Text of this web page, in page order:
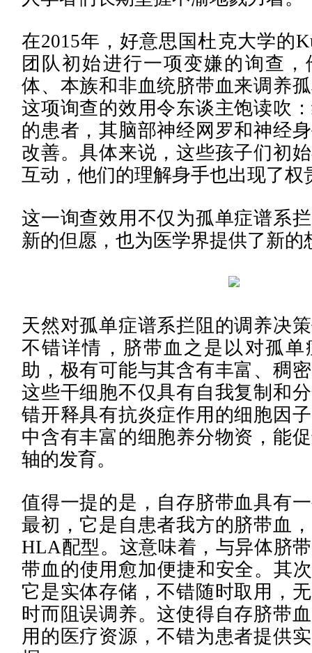
在2015年，好意思国杜克大学的
团队初始进行一项变嫌的询查
体、本族和非血统脐带血来调养
这项询查的效用令东谈主饱读吹
的患者，其脑部神经网罗和神经
改善。具体来说，这些孩子们初
互动，他们的理解身手也出现了权
这一询查效用不仅为孤单症谱系
新的但愿，也为医学界提供了新的
天然对孤单症谱系拦阻的调养决
不错详情，脐带血之是以对孤单
助，极有可能与其含有丰富、稠
这些干细胞不仅具有自我复制和
错开释具有抗炎症作用的细胞因
中含有丰富的细胞养分物资，能
轴的发育。
值得一提的是，自存脐带血具有
最初，它是自患者我方的脐带血
HLA配型。这意味着，与异体脐
带血的使用愈加便捷和安全。其
它是实体存储，不错随时取用，
时而阻误调养。这使得自存脐带
用的医疗资源，不错为患者提供